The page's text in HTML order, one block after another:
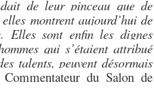
de leur pinceau que de
montrent aujourd’hui de
Elles sont enfin les dignes
qui s’étaient attribué
talents, peuvent désormais
du Salon de